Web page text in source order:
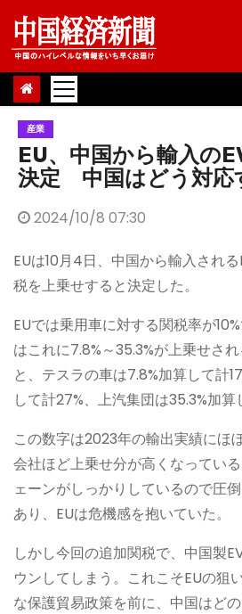
Skip
content
産業
EU、中国から輸入の
決定 中国はどう対応
2024/10/8 07:30
EUは10月4日、中国から輸入され
税を上乗せすると決定した。
EUでは乗用車に対する関税率が
はこれに7.8%～35.3%が上乗せさ
と、テスラの車は7.8%加算して計
して計27%、上汽集団は35.3%加算
この数字は2023年の輸出実績にほ
会社ほど上乗せ分が高くなってい
ェーンがしっかりしているので圧
あり、EUは危機感を抱いていた。
しかし今回の追加関税で、中国製
ウンしてしまう。これこそEUの狙
な保護貿易政策を前に、中国はど